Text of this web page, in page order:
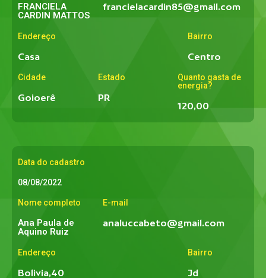
FRANCIELA
CARDIN MATTOS
francielacardin85@gmail.com
Endereço
Casa
Bairro
Centro
Cidade
Goioerê
Estado
PR
Quanto gasta de
energia?
120,00
Data do cadastro
08/08/2022
Nome completo
Ana Paula de
Aquino Ruiz
E-mail
analuccabeto@gmail.com
Endereço
Bolivia,40
Bairro
Jd